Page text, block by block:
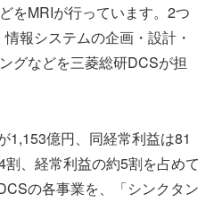
をMRIが行っています。2つ
報システムの企画・設計・
グなどを三菱総研DCSが担
1,153億円、同経常利益は81
、経常利益の約5割を占めて
の各事業を、「シンクタン